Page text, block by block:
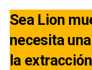
Sea Lion
necesita
la extracción